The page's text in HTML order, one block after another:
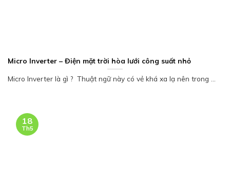
Micro Inverter – Điện mặt trời hòa lưới công suất nhỏ
Micro Inverter là gì ? Thuật ngữ này có vẻ khá xa lạ nên trong ...
18
Th5